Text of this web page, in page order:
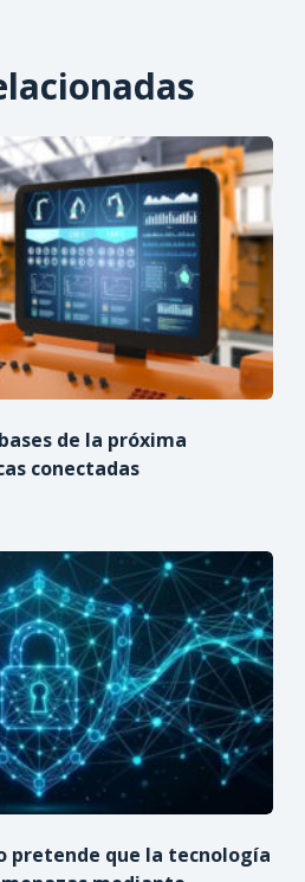
de la próxima
conectadas
pretende que la tecnología